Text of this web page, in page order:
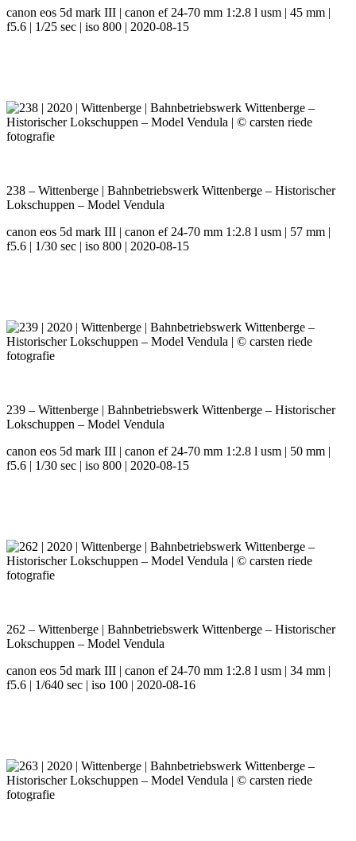
canon eos 5d mark III | canon ef 24-70 mm 1:2.8 l usm | 45 mm |
f5.6 | 1/25 sec | iso 800 | 2020-08-15
238 – Wittenberge | Bahnbetriebswerk Wittenberge – Historischer
Lokschuppen – Model Vendula
canon eos 5d mark III | canon ef 24-70 mm 1:2.8 l usm | 57 mm |
f5.6 | 1/30 sec | iso 800 | 2020-08-15
239 – Wittenberge | Bahnbetriebswerk Wittenberge – Historischer
Lokschuppen – Model Vendula
canon eos 5d mark III | canon ef 24-70 mm 1:2.8 l usm | 50 mm |
f5.6 | 1/30 sec | iso 800 | 2020-08-15
262 – Wittenberge | Bahnbetriebswerk Wittenberge – Historischer
Lokschuppen – Model Vendula
canon eos 5d mark III | canon ef 24-70 mm 1:2.8 l usm | 34 mm |
f5.6 | 1/640 sec | iso 100 | 2020-08-16